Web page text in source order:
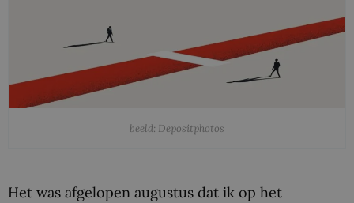
beeld: Depositphotos
Het was afgelopen augustus dat ik op het